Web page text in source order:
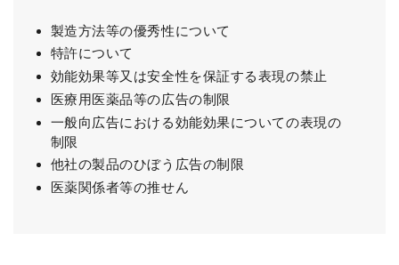
製造方法等の優秀性について
特許について
効能効果等又は安全性を保証する表現の禁止
医療用医薬品等の広告の制限
一般向広告における効能効果についての表現の
制限
他社の製品のひぼう広告の制限
医薬関係者等の推せん